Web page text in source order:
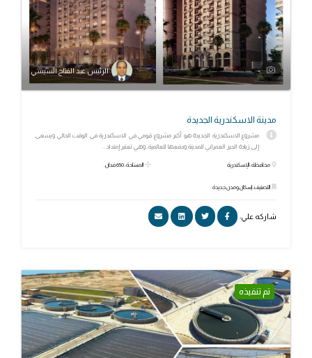
الرئيس عبد الفتاح السيسي
مدينة الاسكندرية الجديدة
مشروع الاسكندرية الجديدة هو أكبر مشروع قومي في الاسكندرية في الوقت الحالي ويسعى
إلى زيادة الحيز العمراني للمدينة ودفعها للعالمية، وهي تعتبر إمتداد...
محافظة: الإسكندرية
التصنيف: إسكان ومدن جديدة
المساحة: 650 فدان.
شاركه علي:
تم تنفيذه